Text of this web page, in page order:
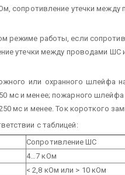
сопротивление утечки
режиме работы, если
утечки между проводами
или охранного шлейфа
мс и менее; пожарного
мс и менее. Ток короткого
с таблицей:
Сопротивление ШС
4…7 кОм
< 2,8 кОм или > 10 кОм